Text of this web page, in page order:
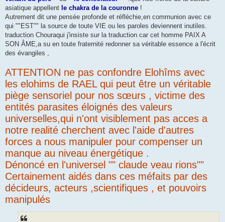
asiatique appellent le chakra de la couronne !
Autrement dit une pensée profonde et réfléchie,en communion avec ce
qui ""EST"" la source de toute VIE ou les paroles deviennent inutiles.
traduction Chouraqui j'insiste sur la traduction car cet homme PAIX A
SON ÂME,a su en toute fraternité redonner sa véritable essence a l'écrit
des évangiles ,
ATTENTION ne pas confondre Elohîms avec
les elohims de RAEL qui peut être un véritable
piège sensoriel pour nos sœurs , victime des
entités parasites éloignés des valeurs
universelles,qui n'ont visiblement pas acces a
notre realité cherchent avec l'aide d'autres
forces a nous manipuler pour compenser un
manque au niveau énergétique .
Dénoncé en l'universel "" claude veau rions""
Certainement aidés dans ces méfaits par des
décideurs, acteurs ,scientifiques , et pouvoirs
manipulés